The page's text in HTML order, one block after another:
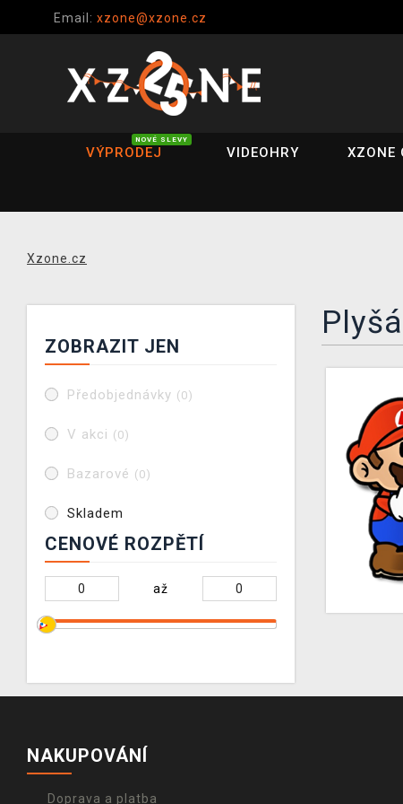
Email: xzone@xzone.cz
VÝPRODEJ
NOVÉ SLEVY
VIDEOHRY XZONE
Xzone.cz
ZOBRAZIT JEN
Předobjednávky (0)
V akci (0)
Bazarové (0)
Skladem
CENOVÉ ROZPĚTÍ
až
NAKUPOVÁNÍ
Doprava a platba